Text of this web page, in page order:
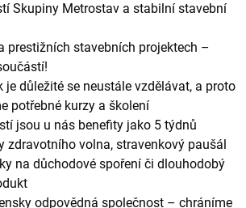
Skupiny Metrostav a stabilní stavební
prestižních stavebních projektech –
je důležité se neustále vzdělávat, a proto
potřebné kurzy a školení
jsou u nás benefity jako 5 týdnů
zdravotního volna, stravenkový paušál
na důchodové spoření či dlouhodobý
odpovědná společnost – chráníme